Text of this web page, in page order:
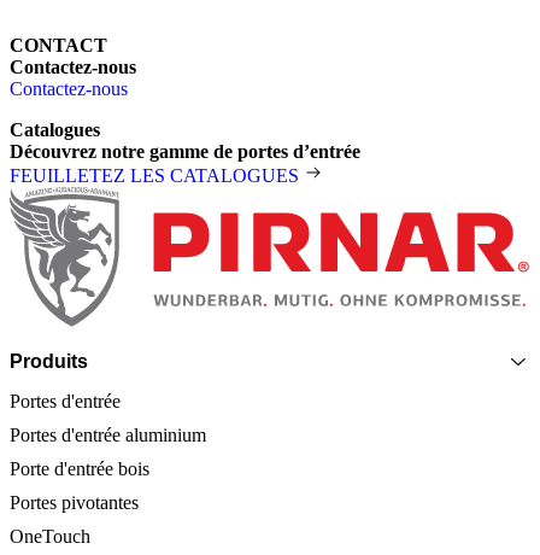
CONTACT
Contactez-nous
Contactez-nous
Catalogues
Découvrez notre gamme de portes d’entrée
FEUILLETEZ LES CATALOGUES
Pied de page
Produits
Portes d'entrée
Portes d'entrée aluminium
Porte d'entrée bois
Portes pivotantes
OneTouch